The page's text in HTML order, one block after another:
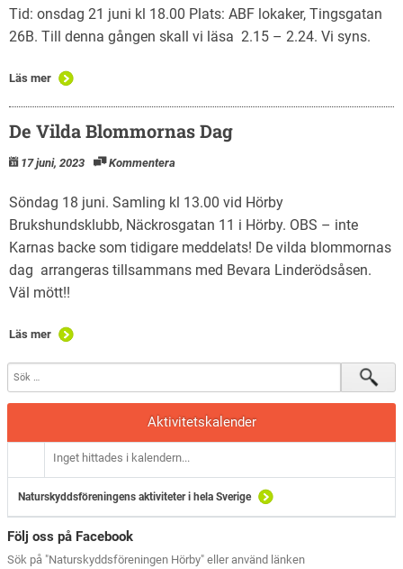
Tid: onsdag 21 juni kl 18.00 Plats: ABF lokaker, Tingsgatan
26B. Till denna gången skall vi läsa 2.15 – 2.24. Vi syns.
Läs mer
De Vilda Blommornas Dag
17 juni, 2023 Kommentera
Söndag 18 juni. Samling kl 13.00 vid Hörby
Brukshundsklubb, Näckrosgatan 11 i Hörby. OBS – inte
Karnas backe som tidigare meddelats! De vilda blommornas
dag arrangeras tillsammans med Bevara Linderödsåsen.
Väl mött!!
Läs mer
Aktivitetskalender
Inget hittades i kalendern...
Naturskyddsföreningens aktiviteter i hela Sverige
Följ oss på Facebook
Sök på "Naturskyddsföreningen Hörby" eller använd länken